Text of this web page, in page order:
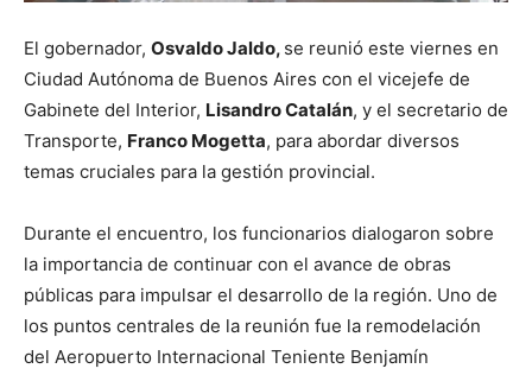
El gobernador, Osvaldo Jaldo, se reunió este viernes en
Ciudad Autónoma de Buenos Aires con el vicejefe de
Gabinete del Interior, Lisandro Catalán, y el secretario de
Transporte, Franco Mogetta, para abordar diversos
temas cruciales para la gestión provincial.
Durante el encuentro, los funcionarios dialogaron sobre
la importancia de continuar con el avance de obras
públicas para impulsar el desarrollo de la región. Uno de
los puntos centrales de la reunión fue la remodelación
del Aeropuerto Internacional Teniente Benjamín